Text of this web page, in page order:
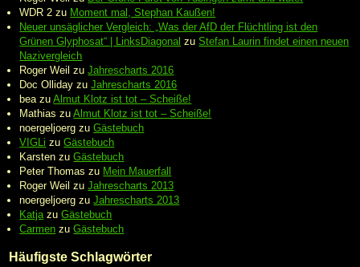
WDR 2 zu Moment mal, Stephan Kaußen!
Neuer unsäglicher Vergleich: „Was der AfD der Flüchtling ist den
Grünen Glyphosat“ | LinksDiagonal zuStefan Laurin findet einen neuen
Nazivergleich
Roger Weil zuJahrescharts 2016
Doc Olliday zuJahrescharts 2016
bea zuAlmut Klotz ist tot – Scheiße!
Mathias zuAlmut Klotz ist tot – Scheiße!
noergeljoerg zuGästebuch
VIGLi zuGästebuch
Karsten zuGästebuch
Peter Thomas zu Mein Mauerfall
Roger Weil zuJahrescharts 2013
noergeljoerg zuJahrescharts 2013
Katja zuGästebuch
Carmen zuGästebuch
Häufigste Schlagwörter